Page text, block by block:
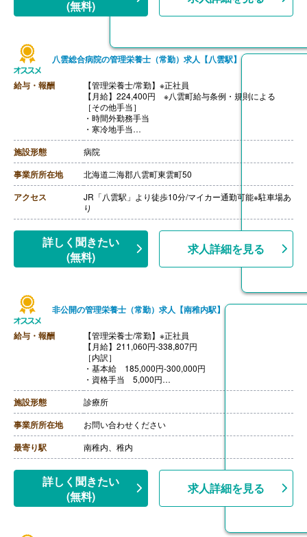
(無料)
八雲総合病院の管理栄養士（常勤）求人【八雲駅】
給与・報酬
【管理栄養士/常勤】※正社員
【月給】224,400円 ※八雲町給与条例・規則による
［その他手当］
・時間外勤務手当
・寒冷地手当
・住宅手当
【賞与】年2回（計4.60ヶ月分）※前年度実績、初年度は
減額あり
【通勤手当】あり（上限42,000円/月）※片道2km以上の
方
【昇給】あり（1月あたり1.00％-1.03％）※前年度実績
【退職金】あり※勤続1年以上
施設形態 病院
事業所所在地 北海道二海郡八雲町東雲町50
アクセス
JR「八雲駅」より徒歩10分/マイカー通勤可能※駐車場あ
り
詳しく聞きたい
(無料)
求人詳細を見る
非公開の管理栄養士（常勤）求人【南稚内駅】
給与・報酬
【管理栄養士/常勤】※正社員
【月給】211,060円-338,807円
［内訳］
・基本給 185,000円-300,000円
・資格手当 5,000円
・固定残業代 21,060円-33,807円
［その他手当］
・住宅手当 20,000円（親の住宅より通勤の場合は対象
外）
【賞与】年2回（計3.00ヶ月分）※前年度実績
【通勤手当】あり（上限25,000円/月）
【昇給】あり（1月あたり3,000円）※前年度実績
施設形態 診療所
事業所所在地 お問い合わせください
最寄り駅 南稚内、稚内
詳しく聞きたい
(無料)
求人詳細を見る